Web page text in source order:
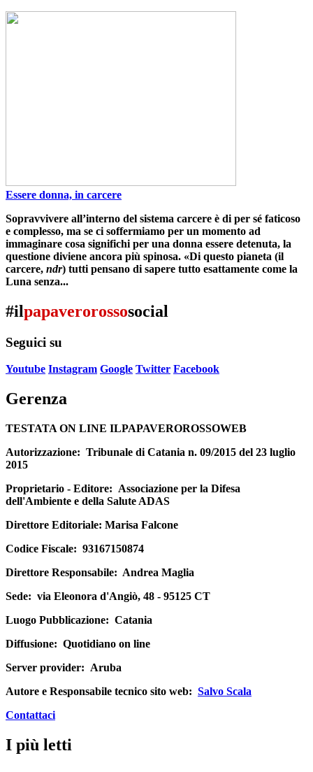
Essere donna, in carcere
Sopravvivere all’interno del sistema carcere è di per sé faticoso
e complesso, ma se ci soffermiamo per un momento ad
immaginare cosa significhi per una donna essere detenuta, la
questione diviene ancora più spinosa. «Di questo pianeta (il
carcere, ndr) tutti pensano di sapere tutto esattamente come la
Luna senza...
#ilpapaverorossosocial
Seguici su
Youtube Instagram Google Twitter Facebook
Gerenza
TESTATA ON LINE ILPAPAVEROROSSOWEB
Autorizzazione: Tribunale di Catania n. 09/2015 del 23 luglio
2015
Proprietario - Editore: Associazione per la Difesa
dell'Ambiente e della Salute ADAS
Direttore Editoriale: Marisa Falcone
Codice Fiscale: 93167150874
Direttore Responsabile: Andrea Maglia
Sede: via Eleonora d'Angiò, 48 - 95125 CT
Luogo Pubblicazione: Catania
Diffusione: Quotidiano on line
Server provider: Aruba
Autore e Responsabile tecnico sito web: Salvo Scala
Contattaci
I più letti